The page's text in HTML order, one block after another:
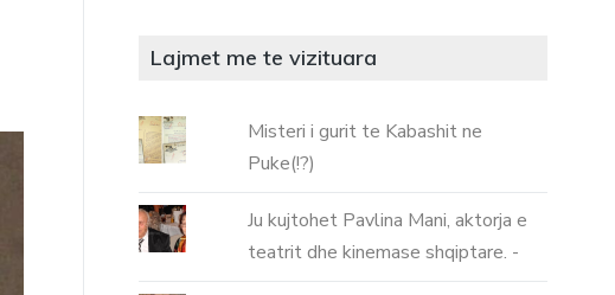
Lajmet me te vizituara
Misteri i gurit te Kabashit ne
Puke(!?)
Ju kujtohet Pavlina Mani, aktorja e
teatrit dhe kinemase shqiptare. -